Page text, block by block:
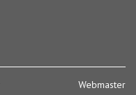
Webmaster